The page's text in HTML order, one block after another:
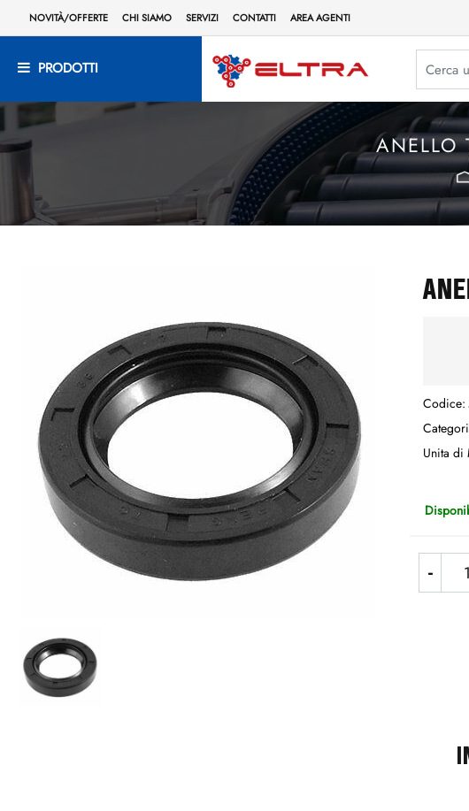
NOVITÀ/OFFERTE CHI SIAMO SERVIZI CONTATTI AREA AGENTI
PRODOTTI
ANELLO
Codice:
Unita di